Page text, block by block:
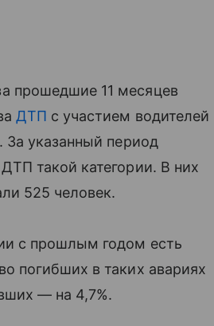
прошедшие 11 месяцев
ДТП с участием водителей
За указанный период
такой категории. В них
525 человек.
с прошлым годом есть
погибших в таких авариях
— на 4,7%.